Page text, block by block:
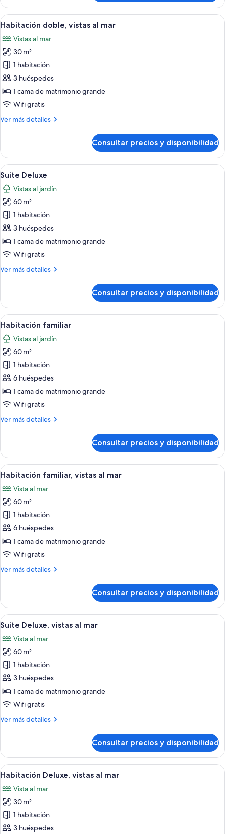
doble
Abrir
todas
las
fotos
de
Habitación
doble,
vistas
mar
Habitación de hotel con dos camas,
4
Habitación doble, vistas al mar
Vistas al mar
30 m²
1 habitación
3 huéspedes
1 cama de matrimonio grande
Wifi gratis
Ver más detalles
Más
doble,
vistas
al
mar
Consultar precios y disponibilidad
Abrir
todas
las
fotos
de
Suite
Deluxe
Piernas en la arena mojada con un
3
Suite Deluxe
Vistas al jardín
60 m²
1 habitación
3 huéspedes
1 cama de matrimonio grande
Wifi gratis
Ver más detalles
Más
Deluxe
Consultar precios y disponibilidad
Abrir
todas
las
fotos
de
Habitación
familiar
Habitación de hotel con dos camas,
4
Habitación familiar
Vistas al jardín
60 m²
1 habitación
6 huéspedes
1 cama de matrimonio grande
Wifi gratis
Ver más detalles
Más
familiar
Consultar precios y disponibilidad
Abrir
todas
las
fotos
de
Habitación
familiar,
vistas
mar
Habitación de hotel con dos camas,
5
Habitación familiar, vistas al mar
Vista al mar
60 m²
1 habitación
6 huéspedes
1 cama de matrimonio grande
Wifi gratis
Ver más detalles
Más
familiar,
vistas
al
Consultar precios y disponibilidad
Abrir
todas
las
fotos
de
Suite
Deluxe,
vistas
mar
Habitación de hotel con cama, sofá,
5
Suite Deluxe, vistas al mar
Vista al mar
60 m²
1 habitación
3 huéspedes
1 cama de matrimonio grande
Wifi gratis
Ver más detalles
Más
Deluxe,
vistas
al
Consultar precios y disponibilidad
Abrir
todas
las
fotos
de
Habitación
Una habitación de hotel con cama,
5
Habitación Deluxe, vistas al mar
Vista al mar
30 m²
1 habitación
3 huéspedes